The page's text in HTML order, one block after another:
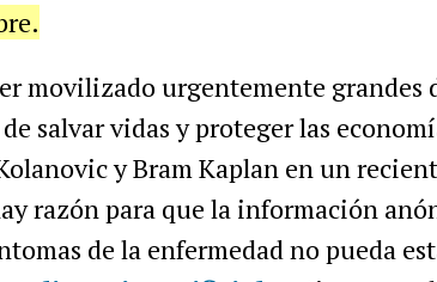
movilizado urgentemente grandes
salvar vidas y proteger las
y Bram Kaplan en un
razón para que la información
de la enfermedad no pueda